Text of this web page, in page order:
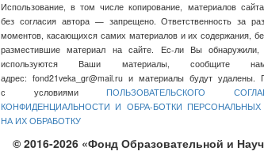
Использование, в том числе копирование, материалов
без согласия автора — запрещено. Ответственность за
моментов, касающихся самих материалов и их содержания,
разместившие материал на сайте. Ес-ли Вы обнаружили,
используются Ваши материалы, сообщите
адрес: fond21veka_gr@mail.ru и материалы будут удалены.
с условиями ПОЛЬЗОВАТЕЛЬСКОГО
КОНФИДЕНЦИАЛЬНОСТИ И ОБРА-БОТКИ
НА ИХ ОБРАБОТКУ
© 2016-2026 «Фонд Образовательной и